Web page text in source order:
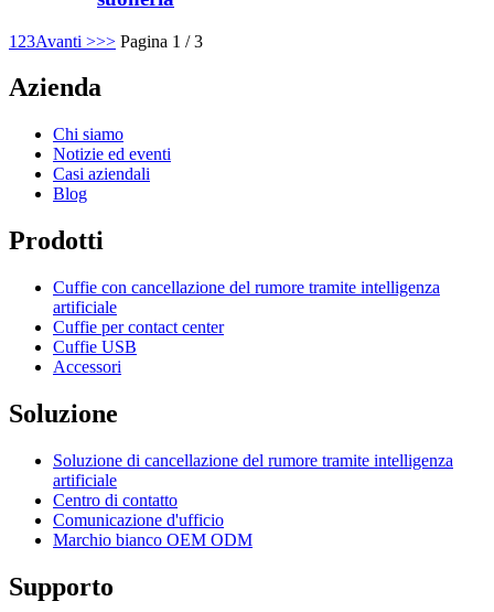
1 23Avanti >>> Pagina 1 / 3
Azienda
Chi siamo
Notizie ed eventi
Casi aziendali
Blog
Prodotti
Cuffie con cancellazione del rumore tramite intelligenza
artificiale
Cuffie per contact center
Cuffie USB
Accessori
Soluzione
Soluzione di cancellazione del rumore tramite intelligenza
artificiale
Centro di contatto
Comunicazione d'ufficio
Marchio bianco OEM ODM
Supporto